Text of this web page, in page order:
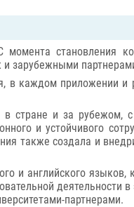
становления
и зарубежными
каждом приложении и
стране и за рубежом,
и устойчивого
также создала и
и английского
деятельности
партнерами.